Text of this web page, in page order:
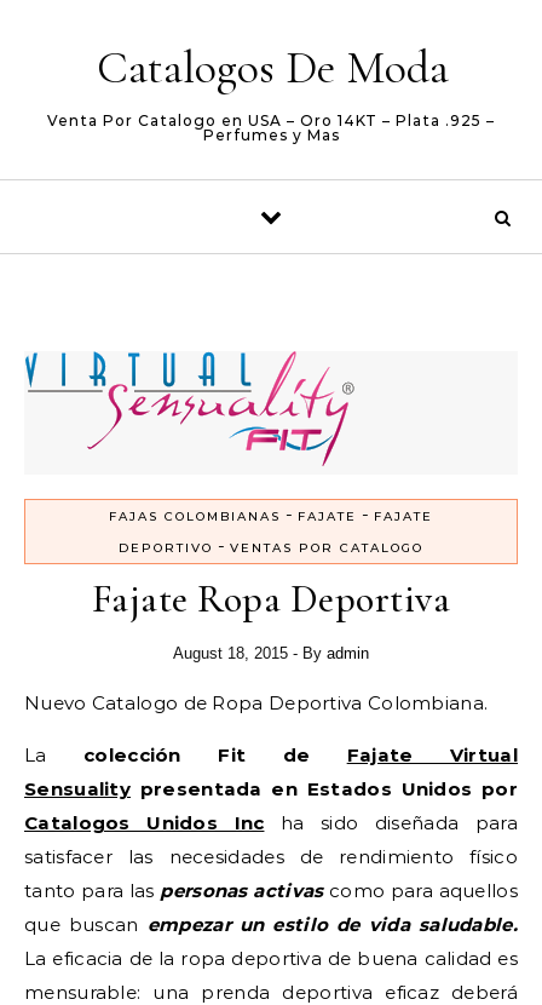
Catalogos De Moda
Venta Por Catalogo en USA – Oro 14KT – Plata .925 –
Perfumes y Mas
FAJAS COLOMBIANAS - FAJATE - FAJATE
DEPORTIVO - VENTAS POR CATALOGO
Fajate Ropa Deportiva
August 18, 2015 - By admin
Nuevo Catalogo de Ropa Deportiva Colombiana.
La colección Fit de Fajate Virtual
Sensuality presentada en Estados Unidos por
Catalogos Unidos Inc
ha sido diseñada para
satisfacer las necesidades de rendimiento físico
tanto para las personas activascomo para aquellos
que buscan empezar un estilo de vida saludable.
La eficacia de la ropa deportiva de buena calidad es
mensurable: una prenda deportiva eficaz deberá